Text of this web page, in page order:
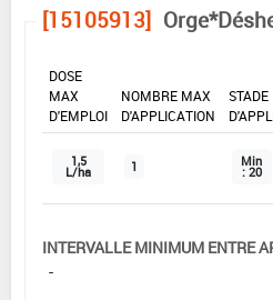
[15105913]
DOSE
MAX
D'EMPLOI
NOMBRE MAX
D'APPLICATION
STADE
1,5
L/ha 1 Min
: 20
INTERVALLE MINIMUM ENTRE
-